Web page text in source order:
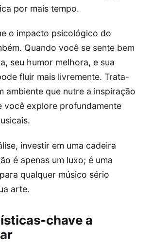
por mais tempo.
o impacto psicológico do
Quando você se sente bem
seu humor melhora, e sua
fluir mais livremente. Trata-
ambiente que nutre a inspiração
você explore profundamente
investir em uma cadeira
é apenas um luxo; é uma
qualquer músico sério
arte.
chave a